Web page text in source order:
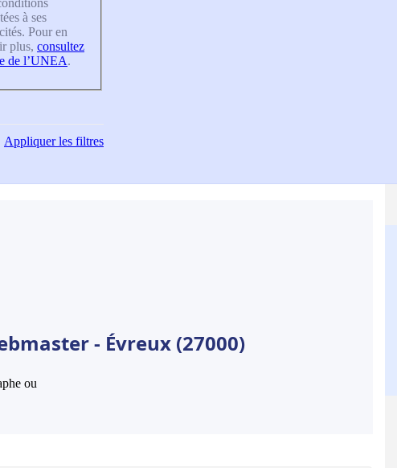
à ses
Pour en
plus, consultez
de l’UNEA.
Appliquerles filtres
- Évreux (27000)
ou